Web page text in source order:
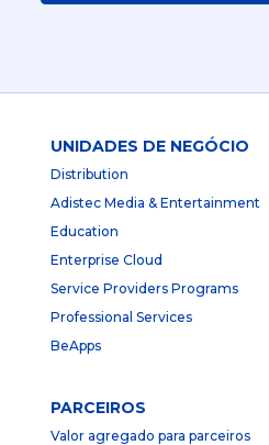
UNIDADES DE NEGÓCIO
Distribution
Adistec Media & Entertainment
Education
Enterprise Cloud
Service Providers Programs
Professional Services
BeApps
PARCEIROS
Valor agregado para parceiros